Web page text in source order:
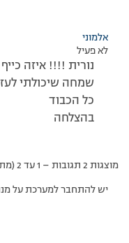
אלמוני
לא פעיל
נורית !!!! איזה
שמחה שיכולתי
כל הכבוד
בהצלחה
מוצגות 2 תגובות – 1 עד 2 (מתוך 2 סה״כ)
יש להתחבר למערכת על